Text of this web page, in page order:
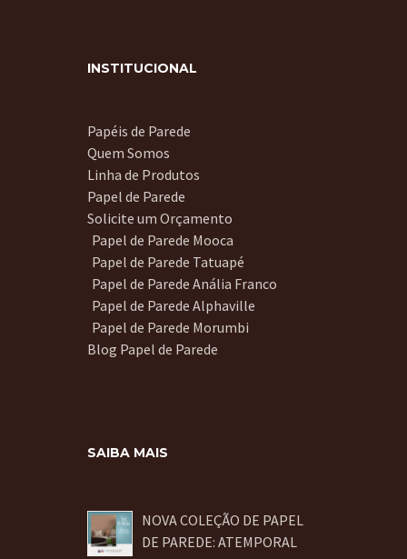
INSTITUCIONAL
Papéis de Parede
Quem Somos
Linha de Produtos
Papel de Parede
Solicite um Orçamento
Papel de Parede Mooca
Papel de Parede Tatuapé
Papel de Parede Anália Franco
Papel de Parede Alphaville
Papel de Parede Morumbi
Blog Papel de Parede
SAIBA MAIS
NOVA COLEÇÃO DE PAPEL
DE PAREDE: ATEMPORAL